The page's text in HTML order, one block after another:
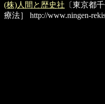
(株)人間と歴史社 〔東京都
療法］
http://www.ningen-